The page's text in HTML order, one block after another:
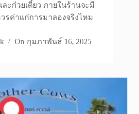
ะก๋วยเตี๋ยว ภายในร้านจะมี
รค่าแก่การมาลองจริงไหม
On กุมภาพันธ์ 16, 2025